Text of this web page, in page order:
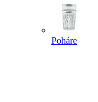
Poháre